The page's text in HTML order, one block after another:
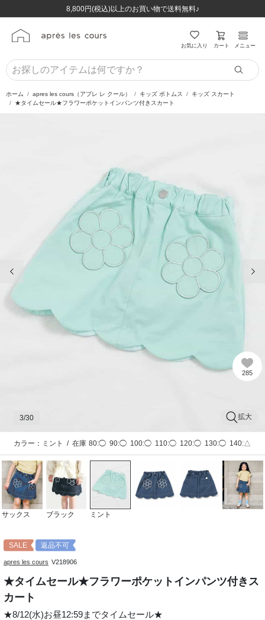
8,800円(税込)以上のお買い物で送料無料♪
ほぼ全品半額！！8/12(水)お昼12:59まで！！
8,800円(税込)以上のお買い物で送料無料♪
ほぼ全品半額！！8/12(水)お昼12:59まで！！
お気に入り カート メニュー
ホーム apres les cours（アプレ レ クール） キッズ ボトムス
キッズ スカート
★タイムセール★フラワーポケットインパンツ付きスカート
前の画像
285
拡大
3/30
カラー：ミント / 在庫 80:◯ 90:◯ 100:◯ 110:◯ 120:◯ 130:◯ 140:△
サックス ブラック ミント
SALE 返品不可
apres les cours V218906
★タイムセール★フラワーポケットインパンツ付きス
カート
★8/12(水)お昼12:59までタイムセール★